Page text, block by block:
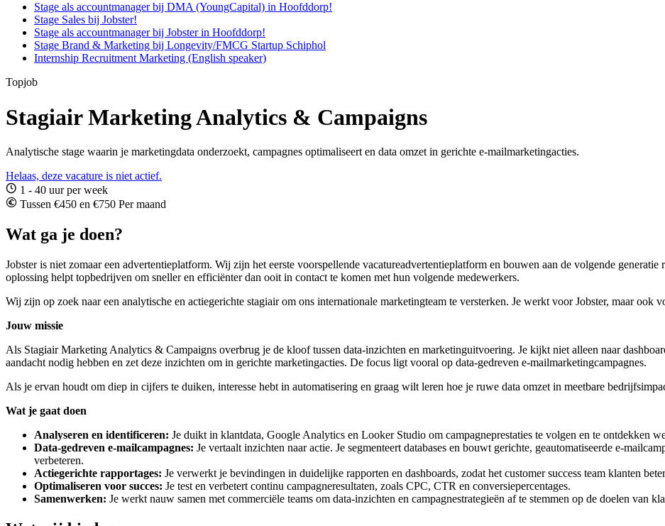
Stage als accountmanager bij DMA (YoungCapital) in Hoofddorp!
Stage Sales bij Jobster!
Stage als accountmanager bij Jobster in Hoofddorp!
Stage Brand & Marketing bij Longevity/FMCG Startup Schiphol
Internship Recruitment Marketing (English speaker)
Topjob
Stagiair Marketing Analytics & Campaigns
Analytische stage waarin je marketingdata onderzoekt, campagnes optimaliseert en data omzet in gerichte e-mailmarketingacties.
Helaas, deze vacature is niet actief.
1 - 40 uur per week
Tussen €450 en €750 Per maand
Wat ga je doen?
Jobster is niet zomaar een advertentieplatform. Wij zijn het eerste voorspellende vacatureadvertentieplatform en bouwen aan de volgende
oplossing helpt topbedrijven om sneller en efficiënter dan ooit in contact te komen met hun volgende medewerkers.
Wij zijn op zoek naar een analytische en actiegerichte stagiair om ons internationale marketingteam te versterken. Je werkt voor Jobster, maar ook
Jouw missie
Als Stagiair Marketing Analytics & Campaigns overbrug je de kloof tussen data-inzichten en marketinguitvoering. Je kijkt niet alleen naar
aandacht nodig hebben en zet deze inzichten om in gerichte marketingacties. De focus ligt vooral op data-gedreven e-mailmarketingcampagnes.
Als je ervan houdt om diep in cijfers te duiken, interesse hebt in automatisering en graag wilt leren hoe je ruwe data omzet in meetbare
Wat je gaat doen
Analyseren en identificeren: Je duikt in klantdata, Google Analytics en Looker Studio om campagneprestaties te volgen en te ontdekken
Data-gedreven e-mailcampagnes: Je vertaalt inzichten naar actie. Je segmenteert databases en bouwt gerichte, geautomatiseerde e-
verbeteren.
Actiegerichte rapportages: Je verwerkt je bevindingen in duidelijke rapporten en dashboards, zodat het customer success team klanten
Optimaliseren voor succes: Je test en verbetert continu campagneresultaten, zoals CPC, CTR en conversiepercentages.
Samenwerken: Je werkt nauw samen met commerciële teams om data-inzichten en campagnestrategieën af te stemmen op de doelen van